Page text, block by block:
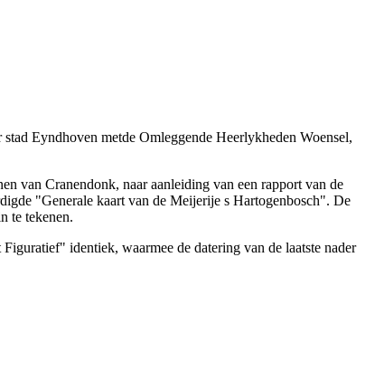
Eyndhoven metde Omleggende Heerlykheden Woensel,
van Cranendonk, naar aanleiding van een rapport van de
"Generale kaart van de Meijerije s Hartogenbosch". De
te tekenen.
identiek, waarmee de datering van de laatste nader